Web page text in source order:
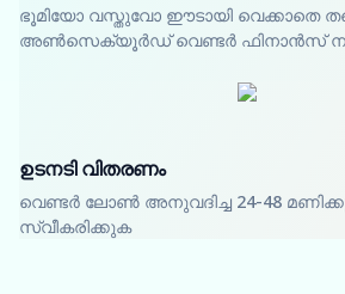
ഭൂമിയോ വസ്തുവോ ഈടായി വെക്കാതെ
അൺസെക്യൂർഡ് വെണ്ടർ ഫിനാൻസ്
ഉടനടി വിതരണം
വെണ്ടർ ലോൺ അനുവദിച്ച 24-48
സ്വീകരിക്കുക